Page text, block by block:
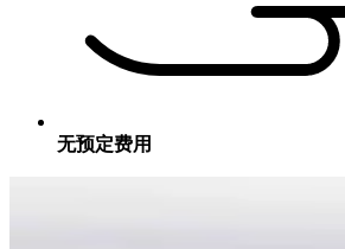
无预定费用